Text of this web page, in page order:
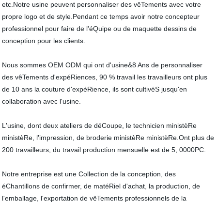
etc.Notre usine peuvent personnaliser des vêTements avec votre
propre logo et de style.Pendant ce temps avoir notre concepteur
professionnel pour faire de l'éQuipe ou de maquette dessins de
conception pour les clients.
Nous sommes OEM ODM qui ont d'usine&8 Ans de personnaliser
des vêTements d'expéRiences, 90 % travail les travailleurs ont plus
de 10 ans la couture d'expéRience, ils sont cultivéS jusqu'en
collaboration avec l'usine.
L'usine, dont deux ateliers de déCoupe, le technicien ministèRe
ministèRe, l'impression, de broderie ministèRe ministèRe.Ont plus de
200 travailleurs, du travail production mensuelle est de 5, 0000PC.
Notre entreprise est une Collection de la conception, des
éChantillons de confirmer, de matéRiel d'achat, la production, de
l'emballage, l'exportation de vêTements professionnels de la